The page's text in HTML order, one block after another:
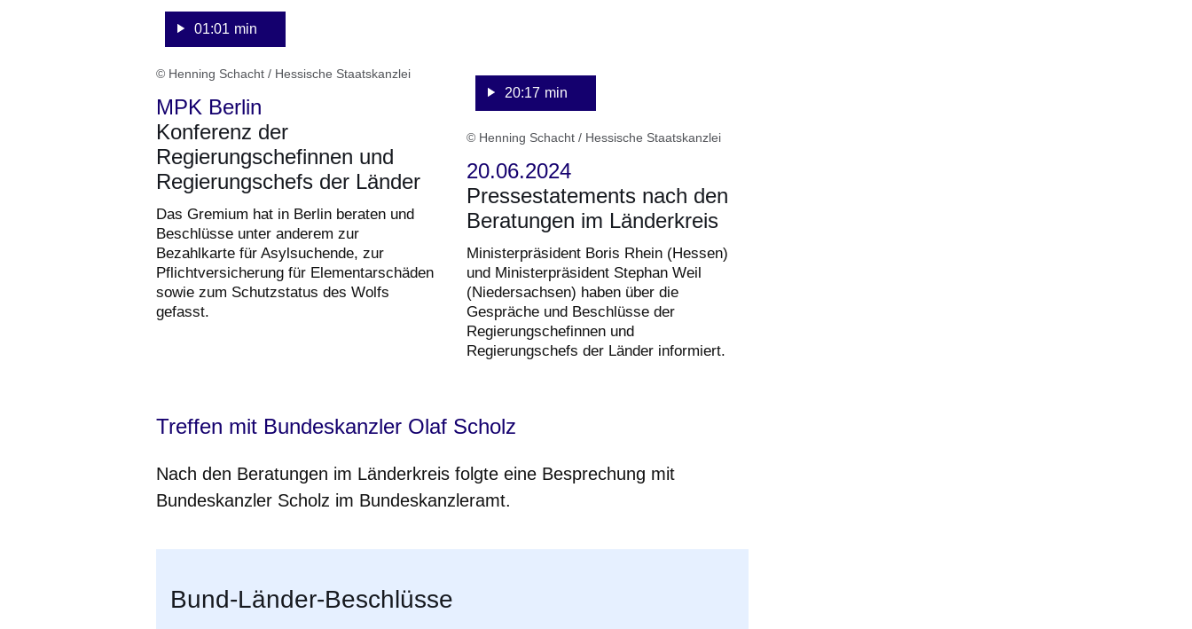
01:01 min
© Henning Schacht / Hessische Staatskanzlei
MPK Berlin
Konferenz der
Regierungschefinnen und
Regierungschefs der Länder
Das Gremium hat in Berlin beraten und
Beschlüsse unter anderem zur
Bezahlkarte für Asylsuchende, zur
Pflichtversicherung für Elementarschäden
sowie zum Schutzstatus des Wolfs
gefasst.
20:17 min
© Henning Schacht / Hessische Staatskanzlei
20.06.2024
Pressestatements nach den
Beratungen im Länderkreis
Ministerpräsident Boris Rhein (Hessen)
und Ministerpräsident Stephan Weil
(Niedersachsen) haben über die
Gespräche und Beschlüsse der
Regierungschefinnen und
Regierungschefs der Länder informiert.
Treffen mit Bundeskanzler Olaf Scholz
Nach den Beratungen im Länderkreis folgte eine Besprechung mit
Bundeskanzler Scholz im Bundeskanzleramt.
Bund-Länder-Beschlüsse